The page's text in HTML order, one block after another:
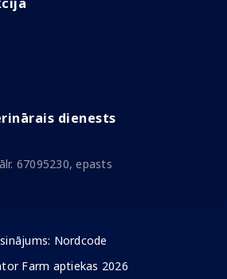
dienests
67095230, epasts
Nordcode
Farm aptiekas 2026